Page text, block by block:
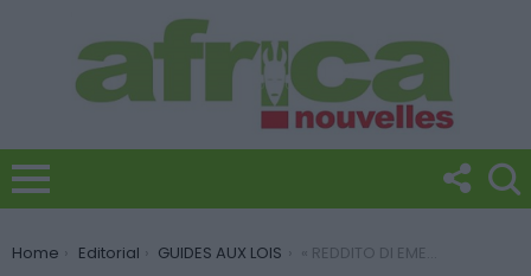
You are here:
Home Editorial GUIDES AUX LOIS
« REDDITO DI EMERGENZA »: Comment demander le ‘Revenu d’urgence’ en Italie